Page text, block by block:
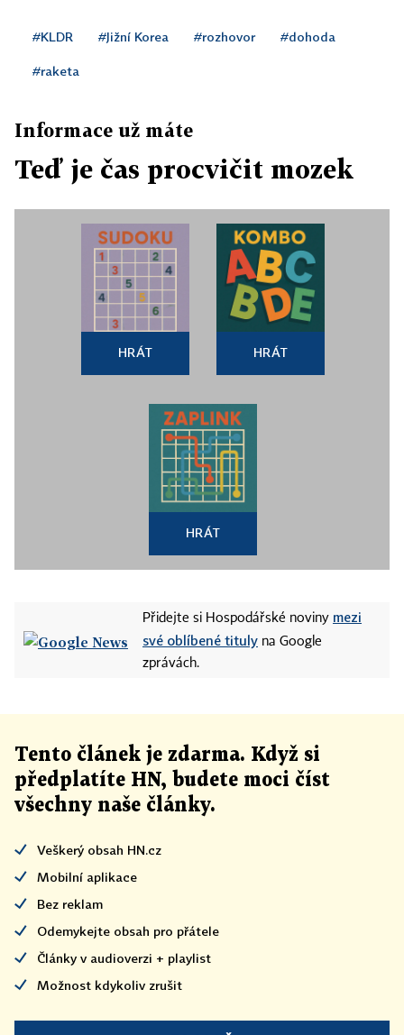
#KLDR #Jižní Korea #rozhovor #dohoda
#raketa
Informace už máte
Teď je čas procvičit mozek
HRÁT HRÁT
HRÁT
Přidejte si Hospodářské noviny mezi
své oblíbené tituly na Google
zprávách.
Tento článek je zdarma. Když si
předplatíte HN, budete moci číst
všechny naše články.
Veškerý obsah HN.cz
Mobilní aplikace
Bez reklam
Odemykejte obsah pro přátele
Články v audioverzi + playlist
Možnost kdykoliv zrušit